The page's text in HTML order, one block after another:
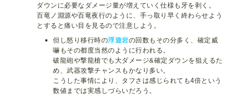
ダウンに必要なダメージ量が増えていく仕様も牙を剥く。
百竜ノ淵源や百竜夜行のように、手っ取り早く終わらせよう
とすると痛い目を見るので注意しよう。
但し怒り移行時の浮遊岩の回数もその分多く、確定威
嚇もその都度当然のように行われる。
破龍砲や撃龍槍でも大ダメージ&確定ダウンを狙えるた
め、武器攻撃チャンスもかなり多い。
こうした事情により、タフさは感じられても4倍という
数値までは実感しづらいだろう。